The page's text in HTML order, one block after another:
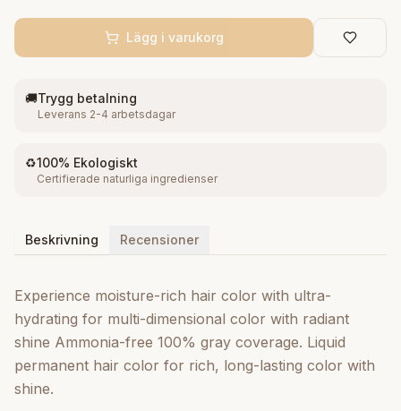
Lägg i varukorg
🚚Trygg betalning
Leverans 2-4 arbetsdagar
♻️100% Ekologiskt
Certifierade naturliga ingredienser
Beskrivning Recensioner
Experience moisture-rich hair color with ultra-
hydrating for multi-dimensional color with radiant
shine Ammonia-free 100% gray coverage. Liquid
permanent hair color for rich, long-lasting color with
shine.